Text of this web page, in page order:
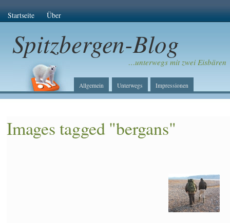
Startseite Über
Spitzbergen-Blog
…unterwegs mit zwei Eisbären
Allgemein Unterwegs Impressionen
Images tagged "bergans"